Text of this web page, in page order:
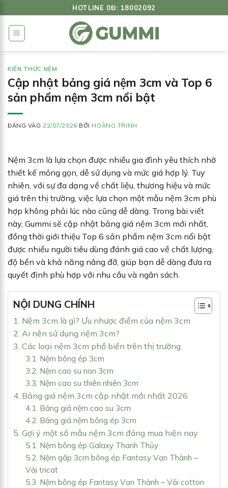
qua
dung
HOTLINE 0Đ: 18002092
KIẾN THỨC NỆM
Cập nhật bảng giá nệm 3cm và Top 6
sản phẩm nệm 3cm nổi bật
ĐĂNG VÀO 22/07/2026 BỞI HOÀNG TRINH
Nệm 3cm là lựa chọn được nhiều gia đình yêu thích nhờ
thiết kế mỏng gọn, dễ sử dụng và mức giá hợp lý. Tuy
nhiên, với sự đa dạng về chất liệu, thương hiệu và mức
giá trên thị trường, việc lựa chọn một mẫu nệm 3cm phù
hợp không phải lúc nào cũng dễ dàng. Trong bài viết
này, Gummi sẽ cập nhật bảng giá nệm 3cm mới nhất,
đồng thời giới thiệu Top 6 sản phẩm nệm 3cm nổi bật
được nhiều người tiêu dùng đánh giá cao về chất lượng,
độ bền và khả năng nâng đỡ, giúp bạn dễ dàng đưa ra
quyết định phù hợp với nhu cầu và ngân sách.
NỘI DUNG CHÍNH
1. Nệm 3cm là gì? Ưu nhược điểm của nệm 3cm
2. Ai nên sử dụng nệm 3cm?
3. Các loại nệm 3cm phổ biến trên thị trường
3.1. Nệm bông ép 3cm
3.2. Nệm cao su non 3cm
3.3. Nệm cao su thiên nhiên 3cm
4. Bảng giá nệm 3cm cập nhật mới nhất 2026
4.1. Bảng giá nệm cao su 3cm
4.2. Bảng giá nệm bông ép 3cm
5. Gợi ý một số mẫu nệm 3cm đáng mua hiện nay
5.1. Nệm bông ép Galaxy Thanh Thủy
5.2. Nệm gấp 3cm bông ép Fantasy Vạn Thành –
Vải tricat
5.3. Nệm bông ép Fantasy Vạn Thành – Vải cotton